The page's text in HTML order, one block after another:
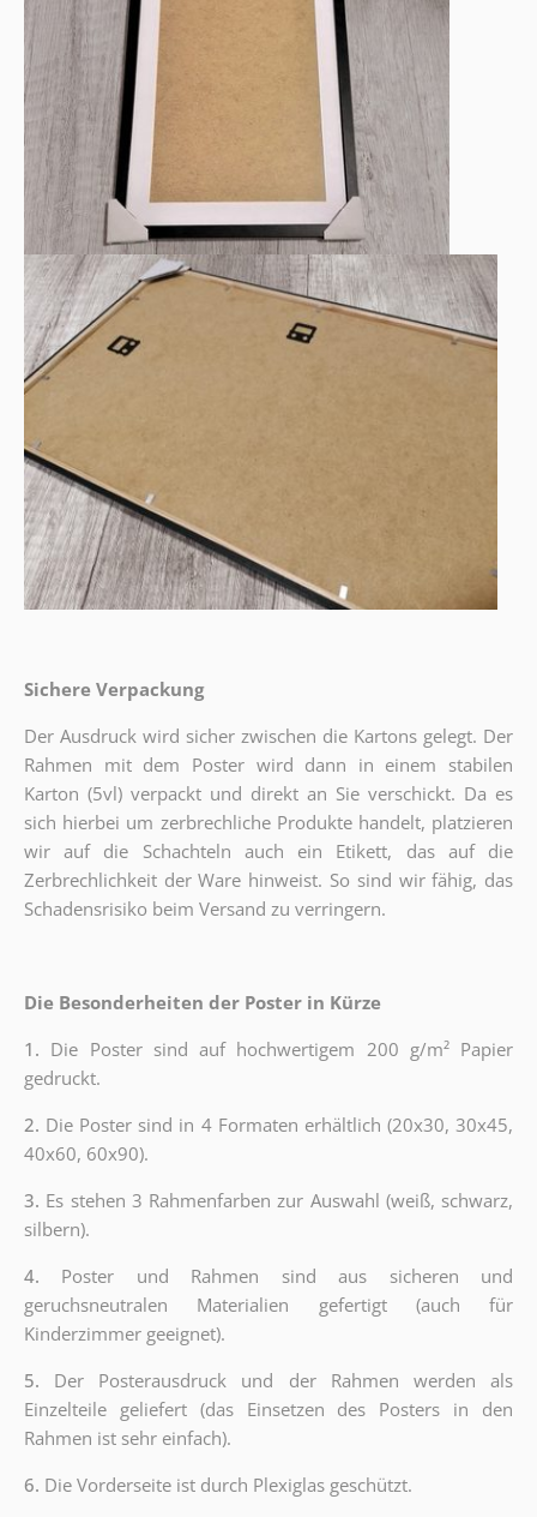
Sichere Verpackung
Der Ausdruck wird sicher zwischen die Kartons gelegt. Der
Rahmen mit dem Poster wird dann in einem stabilen
Karton (5vl) verpackt und direkt an Sie verschickt. Da es
sich hierbei um zerbrechliche Produkte handelt, platzieren
wir auf die Schachteln auch ein Etikett, das auf die
Zerbrechlichkeit der Ware hinweist. So sind wir fähig, das
Schadensrisiko beim Versand zu verringern.
Die Besonderheiten der Poster in Kürze
1. Die Poster sind auf hochwertigem 200 g/m² Papier
gedruckt.
2. Die Poster sind in 4 Formaten erhältlich (20x30, 30x45,
40x60, 60x90).
3. Es stehen 3 Rahmenfarben zur Auswahl (weiß, schwarz,
silbern).
4. Poster und Rahmen sind aus sicheren und
geruchsneutralen Materialien gefertigt (auch für
Kinderzimmer geeignet).
5. Der Posterausdruck und der Rahmen werden als
Einzelteile geliefert (das Einsetzen des Posters in den
Rahmen ist sehr einfach).
6. Die Vorderseite ist durch Plexiglas geschützt.